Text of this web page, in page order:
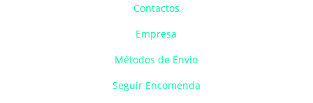
Contactos
Empresa
Métodos de Envio
Seguir Encomenda